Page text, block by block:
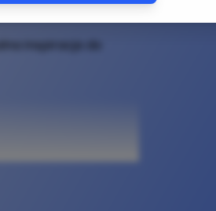
skomplikowanych
inspiracja do